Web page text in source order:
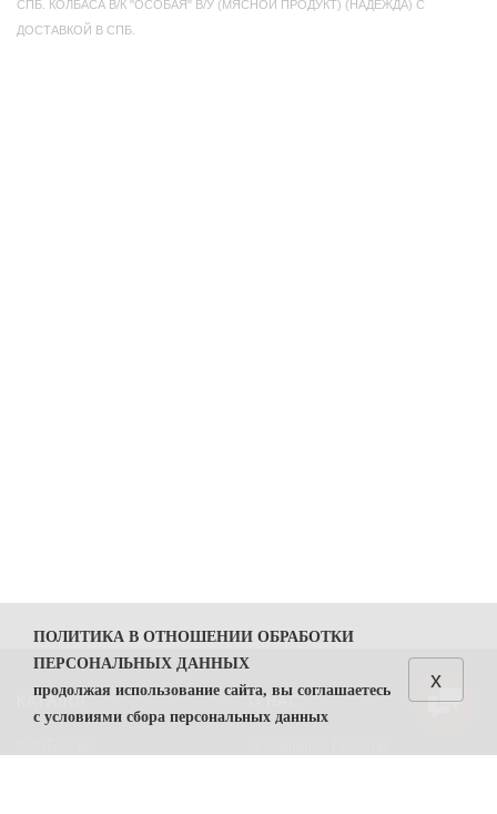
СПБ. КОЛБАСА В/К "ОСОБАЯ" В/У (МЯСНОЙ ПРОДУКТ) (НАДЕЖДА) С
ДОСТАВКОЙ В СПБ.
КАТАЛОГ О НАС
ПОЛИТИКА В ОТНОШЕНИИ ОБРАБОТКИ
ПЕРСОНАЛЬНЫХ ДАННЫХ
продолжая использование сайта, вы соглашаетесь
с условиями сбора персональных данных
x